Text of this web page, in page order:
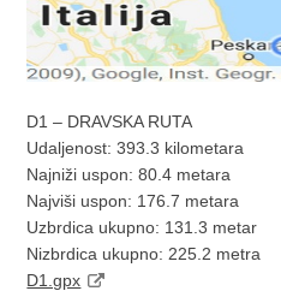
D1 – DRAVSKA RUTA
Udaljenost: 393.3 kilometara
Najniži uspon: 80.4 metara
Najviši uspon: 176.7 metara
Uzbrdica ukupno: 131.3 metar
Nizbrdica ukupno: 225.2 metra
D1.gpx